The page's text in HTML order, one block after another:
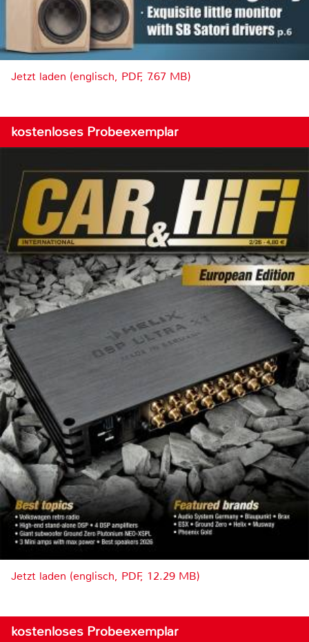
Jetzt laden (englisch, PDF, 7.67 MB)
kostenloses Probeexemplar
Jetzt laden (englisch, PDF, 12.29 MB)
kostenloses Probeexemplar